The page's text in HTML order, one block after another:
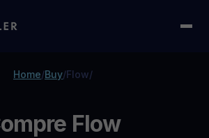
Home/Buy/Flow/
Flow